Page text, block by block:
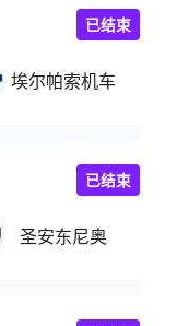
埃尔帕索机车
已结束
圣安东尼奥
已结束